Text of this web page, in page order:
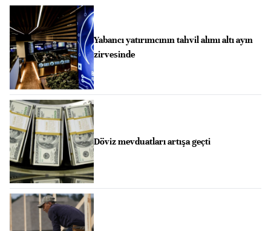
Yabancı yatırımcının tahvil alımı altı ayın
zirvesinde
Döviz mevduatları artışa geçti